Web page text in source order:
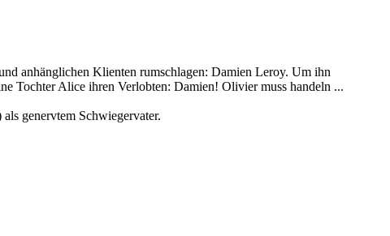
anhänglichen Klienten rumschlagen: Damien Leroy. Um ihn
Tochter Alice ihren Verlobten: Damien! Olivier muss handeln ...
genervtem Schwiegervater.